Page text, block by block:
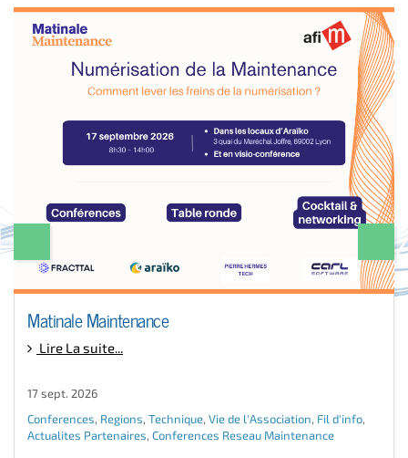
Matinale Maintenance
Lire La suite...
17 sept. 2026
Conferences, Regions, Technique, Vie de l'Association, Fil d'info,
Actualites Partenaires, Conferences Reseau Maintenance